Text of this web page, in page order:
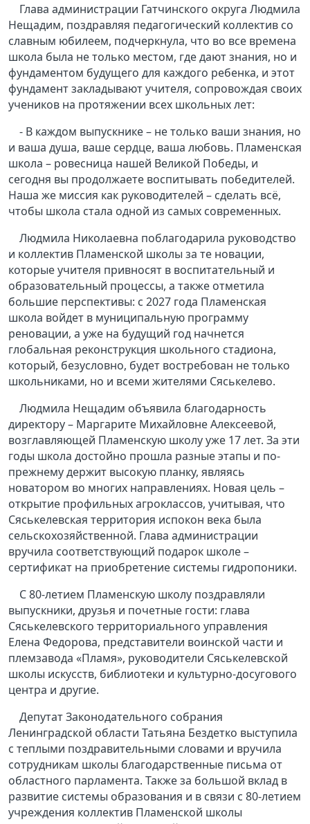
Глава администрации Гатчинского округа Людмила
Нещадим, поздравляя педагогический коллектив со
славным юбилеем, подчеркнула, что во все времена
школа была не только местом, где дают знания, но и
фундаментом будущего для каждого ребенка, и этот
фундамент закладывают учителя, сопровождая своих
учеников на протяжении всех школьных лет:
- В каждом выпускнике – не только ваши знания, но
и ваша душа, ваше сердце, ваша любовь. Пламенская
школа – ровесница нашей Великой Победы, и
сегодня вы продолжаете воспитывать победителей.
Наша же миссия как руководителей – сделать всё,
чтобы школа стала одной из самых современных.
Людмила Николаевна поблагодарила руководство
и коллектив Пламенской школы за те новации,
которые учителя привносят в воспитательный и
образовательный процессы, а также отметила
большие перспективы: с 2027 года Пламенская
школа войдет в муниципальную программу
реновации, а уже на будущий год начнется
глобальная реконструкция школьного стадиона,
который, безусловно, будет востребован не только
школьниками, но и всеми жителями Сяськелево.
Людмила Нещадим объявила благодарность
директору – Маргарите Михайловне Алексеевой,
возглавляющей Пламенскую школу уже 17 лет. За эти
годы школа достойно прошла разные этапы и по-
прежнему держит высокую планку, являясь
новатором во многих направлениях. Новая цель –
открытие профильных агроклассов, учитывая, что
Сяськелевская территория испокон века была
сельскохозяйственной. Глава администрации
вручила соответствующий подарок школе –
сертификат на приобретение системы гидропоники.
С 80-летием Пламенскую школу поздравляли
выпускники, друзья и почетные гости: глава
Сяськелевского территориального управления
Елена Федорова, представители воинской части и
племзавода «Пламя», руководители Сяськелевской
школы искусств, библиотеки и культурно-досугового
центра и другие.
Депутат Законодательного собрания
Ленинградской области Татьяна Бездетко выступила
с теплыми поздравительными словами и вручила
сотрудникам школы благодарственные письма от
областного парламента. Также за большой вклад в
развитие системы образования и в связи с 80-летием
учреждения коллектив Пламенской школы